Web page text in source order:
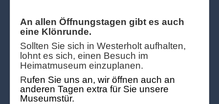
An allen Öffnungstagen gibt es auch
eine Klönrunde.
Sollten Sie sich in Westerholt aufhalten,
lohnt es sich, einen Besuch im
Heimatmuseum einzuplanen.
Rufen Sie uns an, wir öffnen auch an
anderen Tagen extra für Sie unsere
Museumstür.